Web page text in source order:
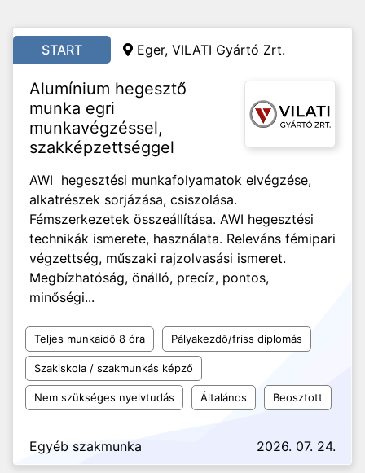
START Eger, VILATI Gyártó Zrt.
Alumínium hegesztő
munka egri
munkavégzéssel,
szakképzettséggel
AWI hegesztési munkafolyamatok elvégzése,
alkatrészek sorjázása, csiszolása.
Fémszerkezetek összeállítása. AWI hegesztési
technikák ismerete, használata. Releváns fémipari
végzettség, műszaki rajzolvasási ismeret.
Megbízhatóság, önálló, precíz, pontos,
minőségi...
Teljes munkaidő 8 óra Pályakezdő/friss diplomás
Szakiskola / szakmunkás képző
Nem szükséges nyelvtudás Általános Beosztott
Egyéb szakmunka 2026. 07. 24.